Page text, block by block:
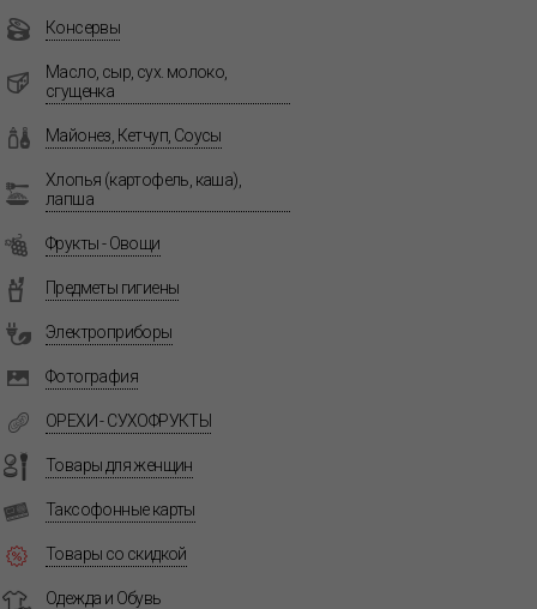
Консервы
Масло, сыр, сух. молоко,
сгущенка
Майонез, Кетчуп, Соусы
Хлопья (картофель, каша),
лапша
Фрукты - Овощи
Предметы гигиены
Электроприборы
Фотография
ОРЕХИ - СУХОФРУКТЫ
Товары для женщин
Таксофонные карты
Товары со скидкой
Одежда и Обувь